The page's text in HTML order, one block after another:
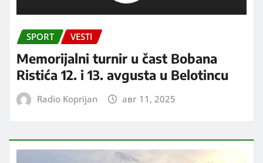
SPORT VESTI
Memorijalni turnir u čast Bobana
Ristića 12. i 13. avgusta u Belotincu
Radio Koprijan авг 11, 2025